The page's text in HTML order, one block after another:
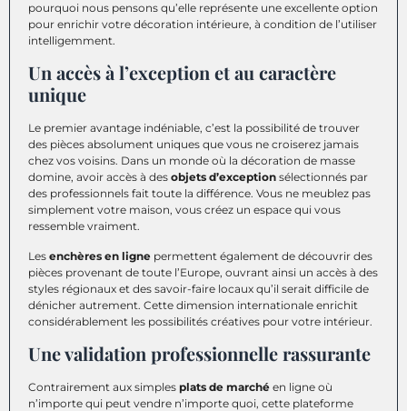
pourquoi nous pensons qu’elle représente une excellente option
pour enrichir votre décoration intérieure, à condition de l’utiliser
intelligemment.
Un accès à l’exception et au caractère
unique
Le premier avantage indéniable, c’est la possibilité de trouver
des pièces absolument uniques que vous ne croiserez jamais
chez vos voisins. Dans un monde où la décoration de masse
domine, avoir accès à des objets d’exception sélectionnés par
des professionnels fait toute la différence. Vous ne meublez pas
simplement votre maison, vous créez un espace qui vous
ressemble vraiment.
Les enchères en ligne permettent également de découvrir des
pièces provenant de toute l’Europe, ouvrant ainsi un accès à des
styles régionaux et des savoir-faire locaux qu’il serait difficile de
dénicher autrement. Cette dimension internationale enrichit
considérablement les possibilités créatives pour votre intérieur.
Une validation professionnelle rassurante
Contrairement aux simples plats de marché en ligne où
n’importe qui peut vendre n’importe quoi, cette plateforme